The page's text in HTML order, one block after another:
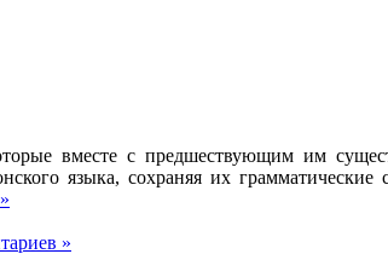
вместе с предшествующим им
языка, сохраняя их
»